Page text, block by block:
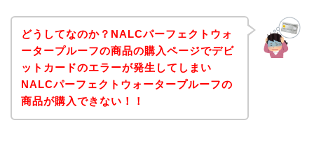
どうしてなのか？NALCパーフェクトウォ
ータープルーフの商品の購入ページでデビ
ットカードのエラーが発生してしまい
NALCパーフェクトウォータープルーフの
商品が購入できない！！